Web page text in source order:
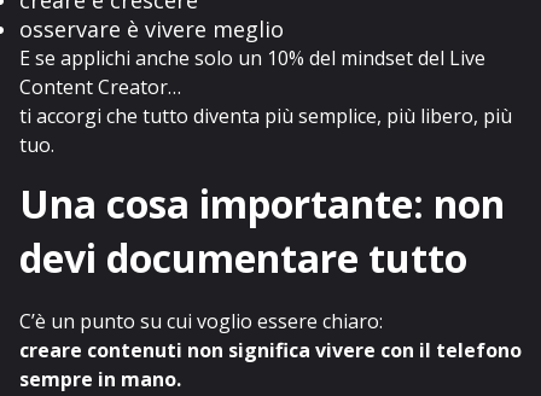
osservare è vivere meglio
E se applichi anche solo un 10% del mindset del Live
Content Creator…
ti accorgi che tutto diventa più semplice, più libero, più
tuo.
Una cosa importante: non
devi documentare tutto
C’è un punto su cui voglio essere chiaro:
creare contenuti non significa vivere con il telefono
sempre in mano.